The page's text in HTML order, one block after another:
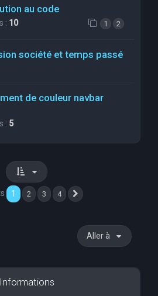
au code
: 10 1 2
société et temps passé
de couleur navbar
: 5
1 2 3 4
Aller à
Informations